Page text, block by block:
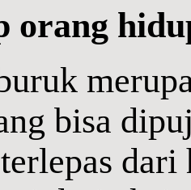
orang
bisa
dari